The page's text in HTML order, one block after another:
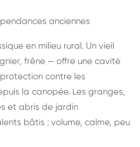
anciennes
en milieu rural. Un vieil
frêne — offre une cavité
contre les
la canopée. Les granges,
et abris de jardin
bâtis : volume, calme, peu